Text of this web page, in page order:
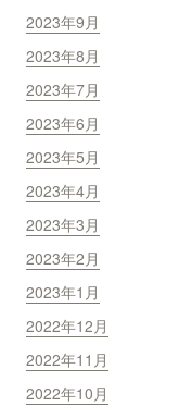
2023年9月
2023年8月
2023年7月
2023年6月
2023年5月
2023年4月
2023年3月
2023年2月
2023年1月
2022年12月
2022年11月
2022年10月